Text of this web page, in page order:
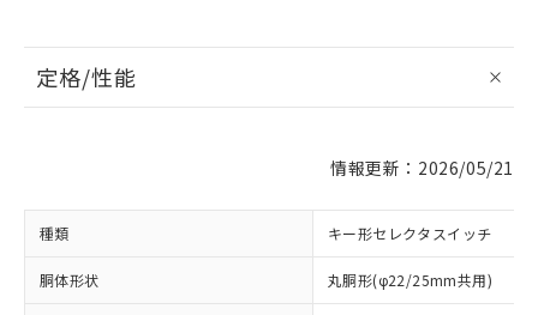
定格/性能
情報更新：2026/05/21
種類 キー形セレクタスイッチ
胴体形状 丸胴形(φ22/25mm共用)